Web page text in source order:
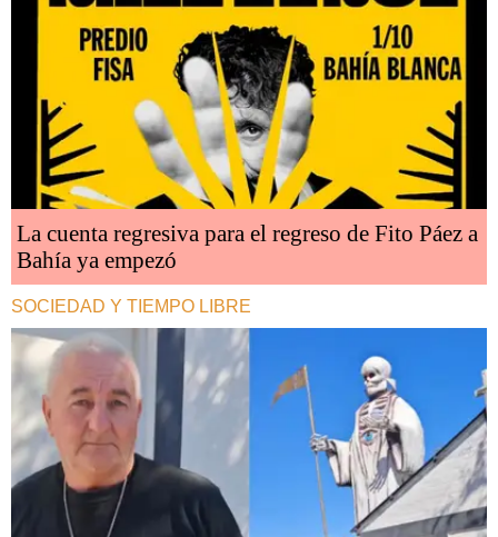
La cuenta regresiva para el regreso de Fito Páez a
Bahía ya empezó
SOCIEDAD Y TIEMPO LIBRE